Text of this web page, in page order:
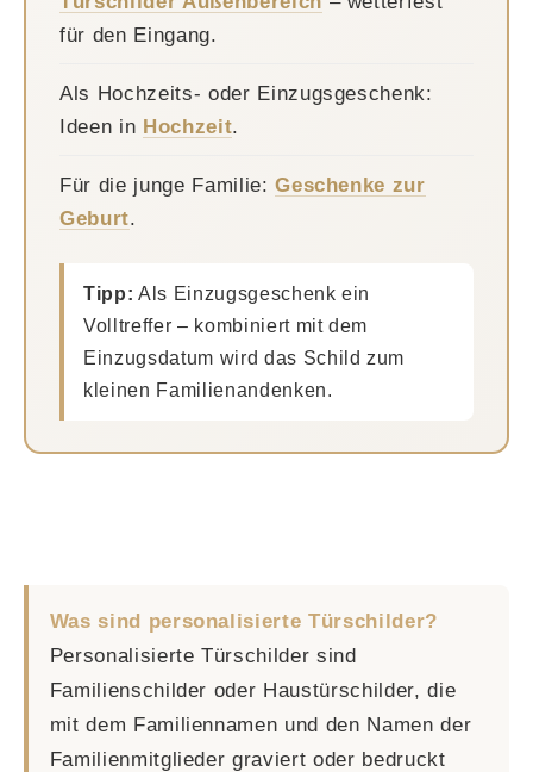
für den Eingang.
Als Hochzeits- oder Einzugsgeschenk:
Ideen in Hochzeit.
Für die junge Familie:Geschenke zur
Geburt.
Tipp: Als Einzugsgeschenk ein
Volltreffer – kombiniert mit dem
Einzugsdatum wird das Schild zum
kleinen Familienandenken.
Was sind personalisierte Türschilder?
Personalisierte Türschilder sind
Familienschilder oder Haustürschilder, die
mit dem Familiennamen und den Namen der
Familienmitglieder graviert oder bedruckt